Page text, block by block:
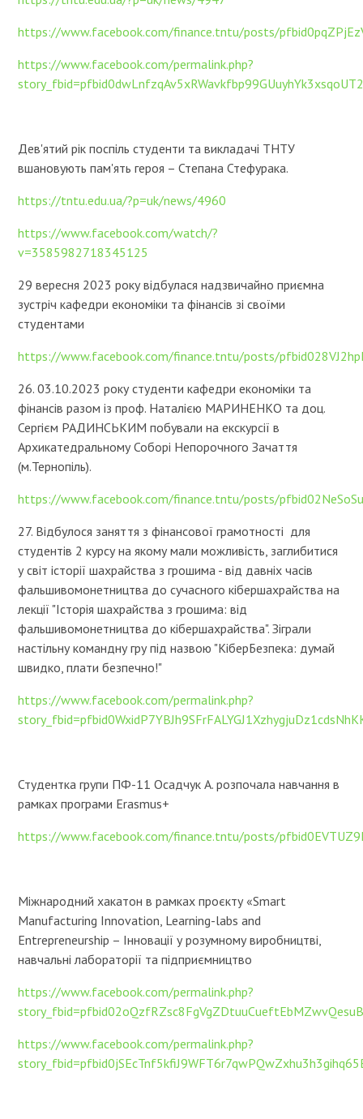
https://www.facebook.com/finance.tntu/posts/
https://www.facebook.com/permalink.php?
Дев'ятий рік поспіль студенти та викладачі ТНТУ
вшановують пам'ять героя – Степана Стефурака.
https://tntu.edu.ua/?p=uk/news/4960
https://www.facebook.com/watch/?
v=3585982718345125
29 вересня 2023 року відбулася надзвичайно приємна
зустріч кафедри економіки та фінансів зі своїми
студентами
https://www.facebook.com/finance.tntu/posts/
26. 03.10.2023 року студенти кафедри економіки та
фінансів разом із проф. Наталією МАРИНЕНКО та доц.
Сергієм РАДИНСЬКИМ побували на екскурсії в
Архикатедральному Соборі Непорочного Зачаття
(м.Тернопіль).
https://www.facebook.com/finance.tntu/posts/
27. Відбулося заняття з фінансової грамотності для
студентів 2 курсу на якому мали можливість, заглибитися
у світ історії шахрайства з грошима - від давніх часів
фальшивомонетництва до сучасного кібершахрайства на
лекції "Історія шахрайства з грошима: від
фальшивомонетництва до кібершахрайства". Зіграли
настільну командну гру під назвою "КіберБезпека: думай
швидко, плати безпечно!"
https://www.facebook.com/permalink.php?
Студентка групи ПФ-11 Осадчук А. розпочала навчання в
рамках програми Erasmus+
https://www.facebook.com/finance.tntu/posts/
Міжнародний хакатон в рамках проєкту «Smart
Manufacturing Innovation, Learning-labs and
Entrepreneurship – Інновації у розумному виробництві,
навчальні лабораторії та підприємництво
https://www.facebook.com/permalink.php?
https://www.facebook.com/permalink.php?